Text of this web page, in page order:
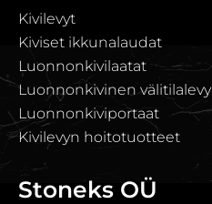
Kivilevyt
Kiviset ikkunalaudat
Luonnonkivilaatat
Luonnonkivinen välitilalevy
Luonnonkiviportaat
Kivilevyn hoitotuotteet
Stoneks OÜ